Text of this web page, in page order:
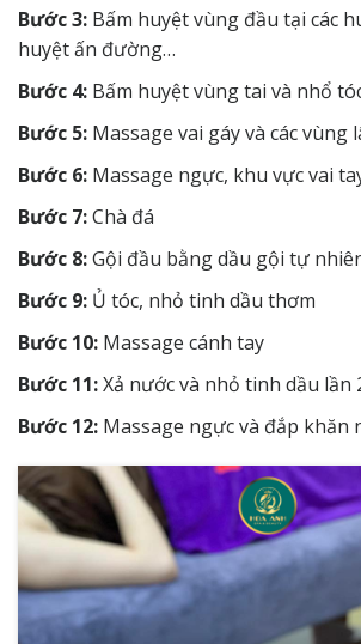
Bước 3: Bấm huyệt vùng đầu tại các
huyệt ấn đường…
Bước 4: Bấm huyệt vùng tai và nhổ
Bước 5: Massage vai gáy và các vùng
Bước 6: Massage ngực, khu vực vai
Bước 7:Chà đá
Bước 8:Gội đầu bằng dầu gội tự
Bước 9: Ủ tóc, nhỏ tinh dầu thơm
Bước 10: Massage cánh tay
Bước 11:Xả nước và nhỏ tinh dầu lần
Bước 12: Massage ngực và đắp khăn